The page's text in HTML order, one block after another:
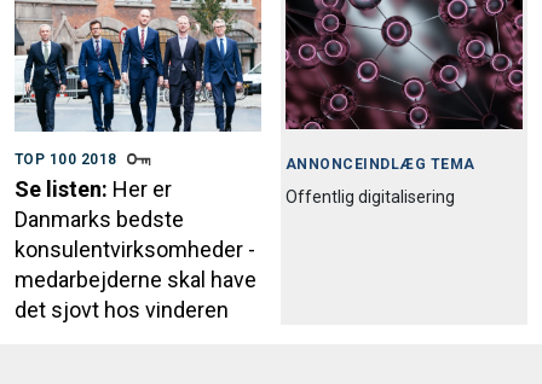
TOP 100 2018
Se listen: Her er
Danmarks bedste
konsulentvirksomheder -
medarbejderne skal have
det sjovt hos vinderen
ANNONCEINDLÆG TEMA
Offentlig digitalisering